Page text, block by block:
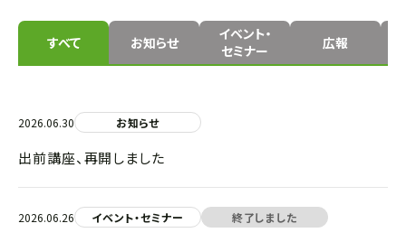
すべて お知らせ
イベント・
セミナー
広報
2026.06.30 お知らせ
出前講座、再開しました
2026.06.26 イベント・セミナー 終了しました